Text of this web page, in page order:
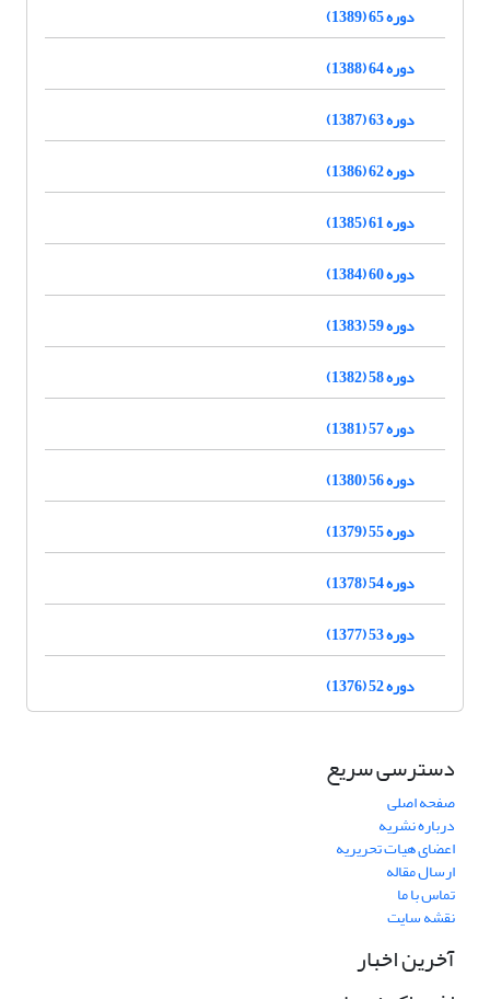
دوره 65 (1389)
دوره 64 (1388)
دوره 63 (1387)
دوره 62 (1386)
دوره 61 (1385)
دوره 60 (1384)
دوره 59 (1383)
دوره 58 (1382)
دوره 57 (1381)
دوره 56 (1380)
دوره 55 (1379)
دوره 54 (1378)
دوره 53 (1377)
دوره 52 (1376)
دسترسی سریع
صفحه اصلی
درباره نشریه
اعضای هیات تحریریه
ارسال مقاله
تماس با ما
نقشه سایت
آخرین اخبار